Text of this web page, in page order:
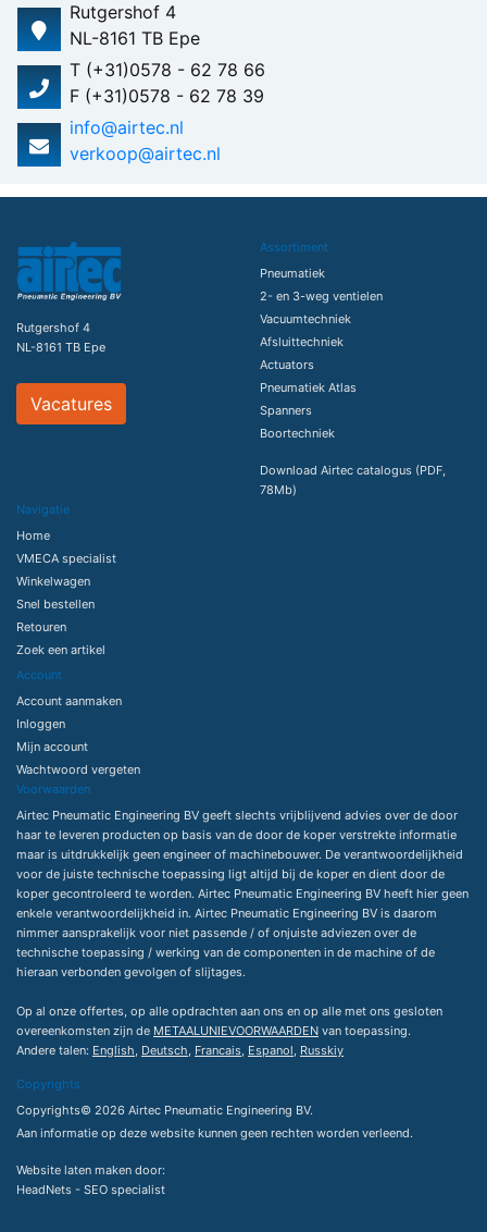
Rutgershof 4
NL-8161 TB Epe
T (+31)0578 - 62 78 66
F (+31)0578 - 62 78 39
info@airtec.nl
verkoop@airtec.nl
Rutgershof 4
NL-8161 TB Epe
Vacatures
Assortiment
Pneumatiek
2- en 3-weg ventielen
Vacuumtechniek
Afsluittechniek
Actuators
Pneumatiek Atlas
Spanners
Boortechniek
Download Airtec catalogus (PDF,
78Mb)
Navigatie
Home
VMECA specialist
Winkelwagen
Snel bestellen
Retouren
Zoek een artikel
Account
Account aanmaken
Inloggen
Mijn account
Wachtwoord vergeten
Voorwaarden
Airtec Pneumatic Engineering BV geeft slechts vrijblijvend advies over de door
haar te leveren producten op basis van de door de koper verstrekte informatie
maar is uitdrukkelijk geen engineer of machinebouwer. De verantwoordelijkheid
voor de juiste technische toepassing ligt altijd bij de koper en dient door de
koper gecontroleerd te worden. Airtec Pneumatic Engineering BV heeft hier geen
enkele verantwoordelijkheid in. Airtec Pneumatic Engineering BV is daarom
nimmer aansprakelijk voor niet passende / of onjuiste adviezen over de
technische toepassing / werking van de componenten in de machine of de
hieraan verbonden gevolgen of slijtages.
Op al onze offertes, op alle opdrachten aan ons en op alle met ons gesloten
overeenkomsten zijn de METAALUNIEVOORWAARDEN van toepassing.
Andere talen: English, Deutsch, Francais, Espanol, Russkiy
Copyrights
Copyrights© 2026 Airtec Pneumatic Engineering BV.
Aan informatie op deze website kunnen geen rechten worden verleend.
Website laten maken door:
HeadNets - SEO specialist